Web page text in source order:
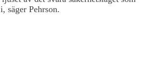
säger Pehrson.